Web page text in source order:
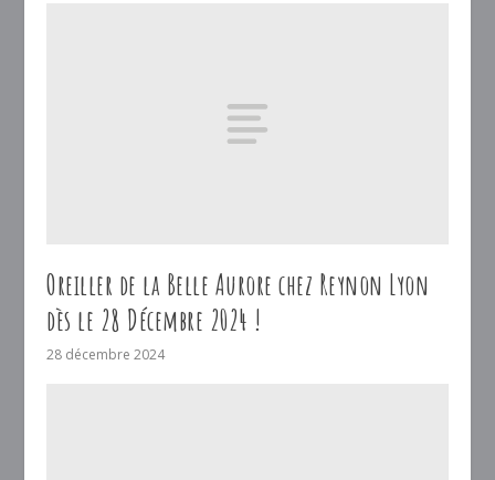
Oreiller de la Belle Aurore chez Reynon Lyon
dès le 28 Décembre 2024 !
28 décembre 2024